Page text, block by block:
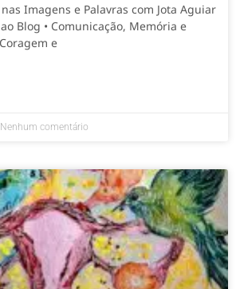
Imagens e Palavras com Jota Aguiar
Blog • Comunicação, Memória e
e
Nenhum comentário